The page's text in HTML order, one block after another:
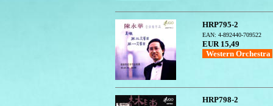
HRP795-2
EAN: 4-892440-709522
EUR 15,49
Western Orchestra
HRP798-2